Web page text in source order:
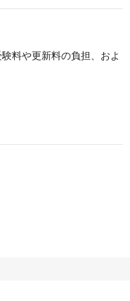
料や更新料の負担、およ